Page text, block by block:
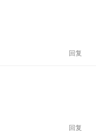
回复
回复